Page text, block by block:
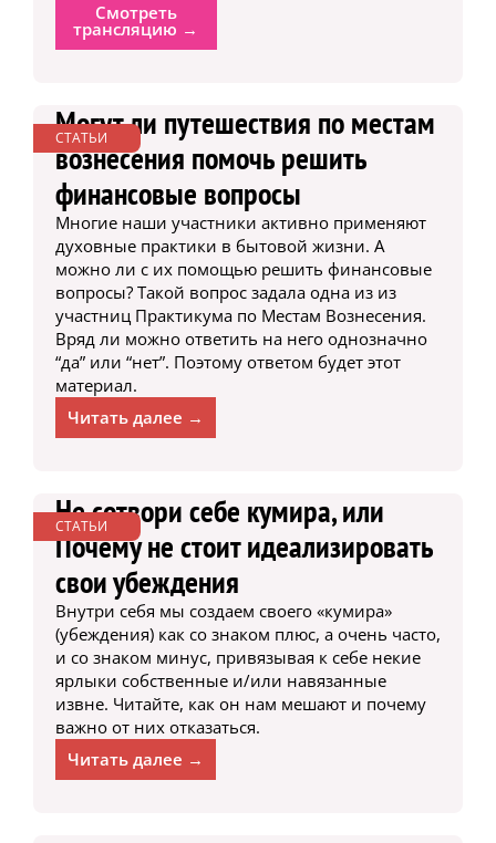
Смотреть
трансляцию →
СТАТЬИ
Могут ли путешествия по местам
вознесения помочь решить
финансовые вопросы
Многие наши участники активно применяют
духовные практики в бытовой жизни. А
можно ли с их помощью решить финансовые
вопросы? Такой вопрос задала одна из из
участниц Практикума по Местам Вознесения.
Вряд ли можно ответить на него однозначно
“да” или “нет”. Поэтому ответом будет этот
материал.
Читать далее →
СТАТЬИ
Не сотвори себе кумира, или
Почему не стоит идеализировать
свои убеждения
Внутри себя мы создаем своего «кумира»
(убеждения) как со знаком плюс, а очень часто,
и со знаком минус, привязывая к себе некие
ярлыки собственные и/или навязанные
извне. Читайте, как он нам мешают и почему
важно от них отказаться.
Читать далее →